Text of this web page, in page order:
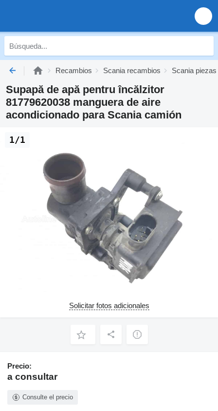
Recambios Scania recambios Scania
Supapă de apă pentru încălzitor
81779620038 manguera de aire
acondicionado para Scania camión
1/1
Solicitar fotos adicionales
Precio:
a consultar
Consulte el precio